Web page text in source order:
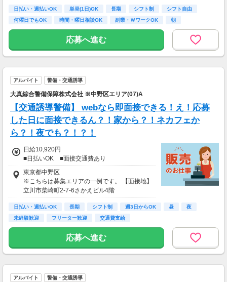
◎資格取得費用は当社全額負担
※65歳以上の方は下記給与になります
70～79歳：日勤／日給1万500円
日払い・週払いOK 単発(1日)OK 長期 シフト制
シフト自由
何曜日でもOK
時間・曜日相談OK 副業・ＷワークOK 朝
応募へ進む
アルバイト 警備・交通誘導
大真綜合警備保障株式会社 ※中野区エリア(07)A
【交通誘導警備】 webなら即面接できる！え！応募
した日に面接できるん？！家から？！ネカフェか
ら？！夜でも？！？！
日給10,920円
■日払いOK ■面接交通費あり
東京都中野区
※こちらは募集エリアの一例です。 【面接地】
立川市柴崎町2-7-6さかえビル4階
日払い・週払いOK 長期 シフト制 週3日からOK 昼
夜
未経験歓迎
フリーター歓迎 交通費支給
応募へ進む
アルバイト 警備・交通誘導